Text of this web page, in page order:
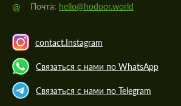
@ Почта: hello@hodoor.world
contact.Instagram
Связаться с нами по WhatsApp
Связаться с нами по Telegram